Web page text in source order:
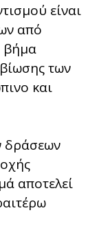
είναι
από
βήμα
των
και
δράσεων
αποτελεί